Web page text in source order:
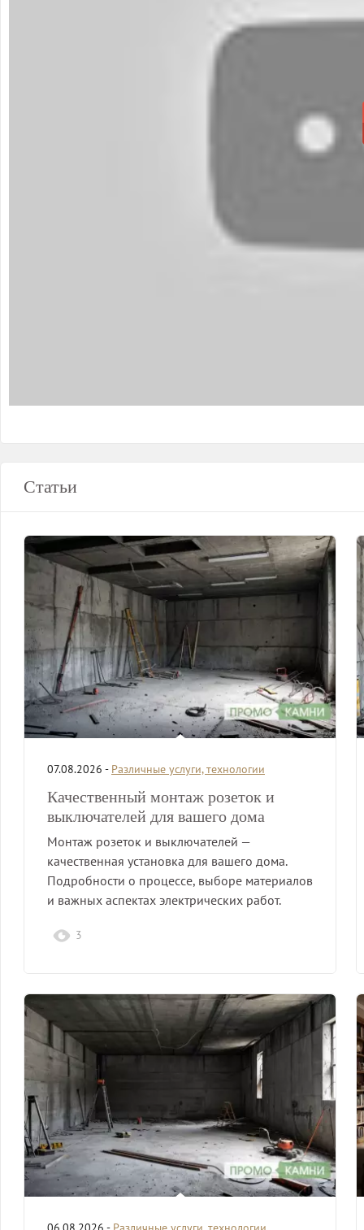
Статьи
07.08.2026 - Различные услуги, технологии
Качественный монтаж розеток и
выключателей для вашего дома
Монтаж розеток и выключателей —
качественная установка для вашего дома.
Подробности о процессе, выборе материалов
и важных аспектах электрических работ.
3